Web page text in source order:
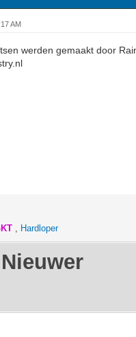
AM
werden gemaakt door
, Hardloper
Nieuwer